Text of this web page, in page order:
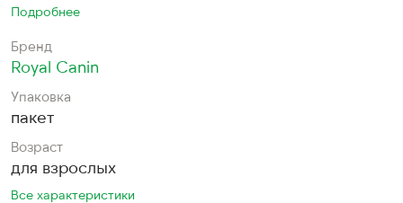
Подробнее
Бренд
Royal Canin
Упаковка
пакет
Возраст
для взрослых
Все характеристики